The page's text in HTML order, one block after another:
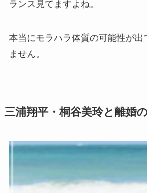
ランス見てますよね。
本当にモラハラ体質の可能性が出
ません。
三浦翔平・桐谷美玲と離婚